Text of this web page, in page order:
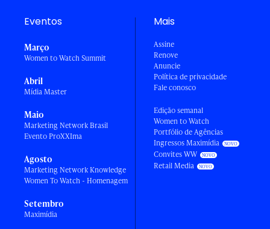
Eventos
Março
Women to Watch Summit
Abril
Mídia Master
Maio
Marketing Network Brasil
Evento ProXXIma
Agosto
Marketing Network Knowledge
Women To Watch - Homenagem
Setembro
Maximídia
Mais
Assine
Renove
Anuncie
Política de privacidade
Fale conosco
Edição semanal
Women to Watch
Portfólio de Agências
Ingressos Maximídia
Convites WW
Retail Media